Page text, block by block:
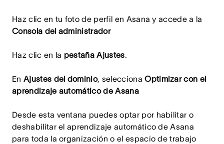
Haz clic en tu foto de perfil en Asana y accede a la
Consola del administrador
Haz clic en la pestaña Ajustes.
En Ajustes del dominio, seleccionaOptimizar con el
aprendizaje automático de Asana
Desde esta ventana puedes optar por habilitar o
deshabilitar el aprendizaje automático de Asana
para toda la organización o el espacio de trabajo